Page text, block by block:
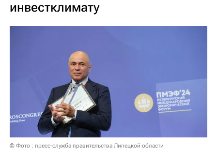
инвестклимату
© Фото : пресс-служба правительства Липецкой области